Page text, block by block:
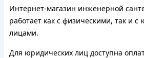
Интернет-магазин инженерной
работает как с физическими, так и
лицами.
Для юридических лиц доступна